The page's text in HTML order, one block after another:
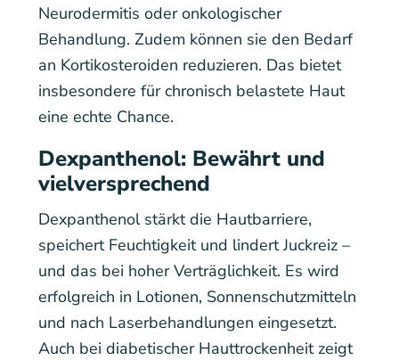
Neurodermitis oder onkologischer
Behandlung. Zudem können sie den Bedarf
an Kortikosteroiden reduzieren. Das bietet
insbesondere für chronisch belastete Haut
eine echte Chance.
Dexpanthenol: Bewährt und
vielversprechend
Dexpanthenol stärkt die Hautbarriere,
speichert Feuchtigkeit und lindert Juckreiz –
und das bei hoher Verträglichkeit. Es wird
erfolgreich in Lotionen, Sonnenschutzmitteln
und nach Laserbehandlungen eingesetzt.
Auch bei diabetischer Hauttrockenheit zeigt